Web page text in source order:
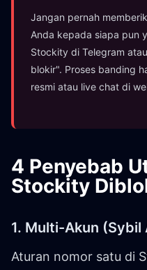
Jangan pernah
Anda kepada siapa pun
Stockity di Telegram
blokir". Proses banding
resmi atau live chat di
4 Penyebab
Stockity
1. Multi-Akun (Sybil
Aturan nomor satu di